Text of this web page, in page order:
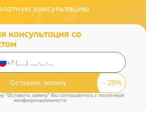
консультацию
консультация со
Оставить заявку
"Оставить заявку" Вы соглашаетесь cполитикой
конфиденциальности